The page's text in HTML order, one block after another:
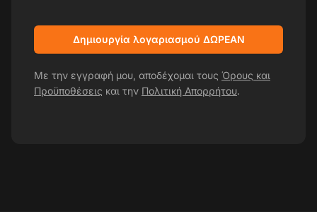
Δημιουργία λογαριασμού ΔΩΡΕΑΝ
Με την εγγραφή μου, αποδέχομαι τους Όρους και
Προϋποθέσεις και την Πολιτική Απορρήτου.